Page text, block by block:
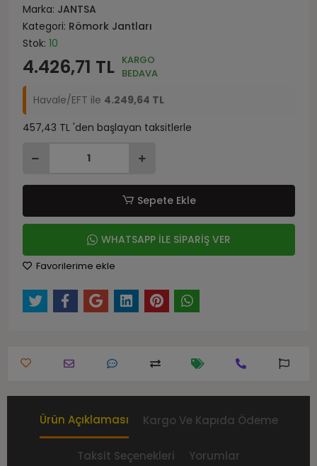
Marka: JANTSA
Kategori: Römork Jantları
Stok: 10
4.426,71 TL KARGO
BEDAVA
Havale/EFT ile 4.249,64 TL
457,43 TL 'den başlayan taksitlerle
Sepete Ekle
WHATSAPP İLE SİPARİŞ VER
Favorilerime ekle
Ürün Açıklaması Kargo Ve Kapıda Ödeme
Taksit Seçenekleri Yorumlar